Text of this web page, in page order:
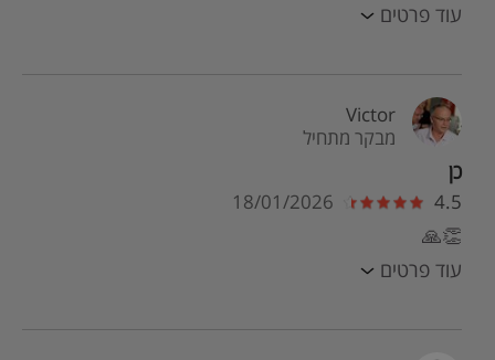
עוד פרטים
Victor
מבקר מתחיל
כן
4.5
18/01/2026
👏🙏
עוד פרטים